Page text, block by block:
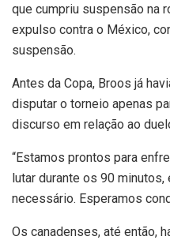
que cumpriu suspensão na
expulso contra o México,
suspensão.
Antes da Copa, Broos já
disputar o torneio apenas
discurso em relação ao
“Estamos prontos para
lutar durante os 90
necessário. Esperamos
Os canadenses, até então,